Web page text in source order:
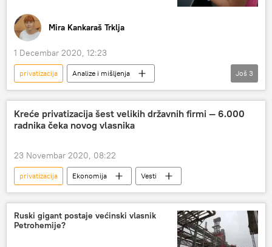
Mira Kankaraš Trklja
1 Decembar 2020, 12:23
privatizacija
Analize i mišljenja
Komentari i Analitika
pandemija
Srbija
Još 3
Kreće privatizacija šest velikih državnih firmi — 6.000
radnika čeka novog vlasnika
23 Novembar 2020, 08:22
privatizacija Ekonomija Vesti
Ruski gigant postaje većinski vlasnik
Petrohemije?